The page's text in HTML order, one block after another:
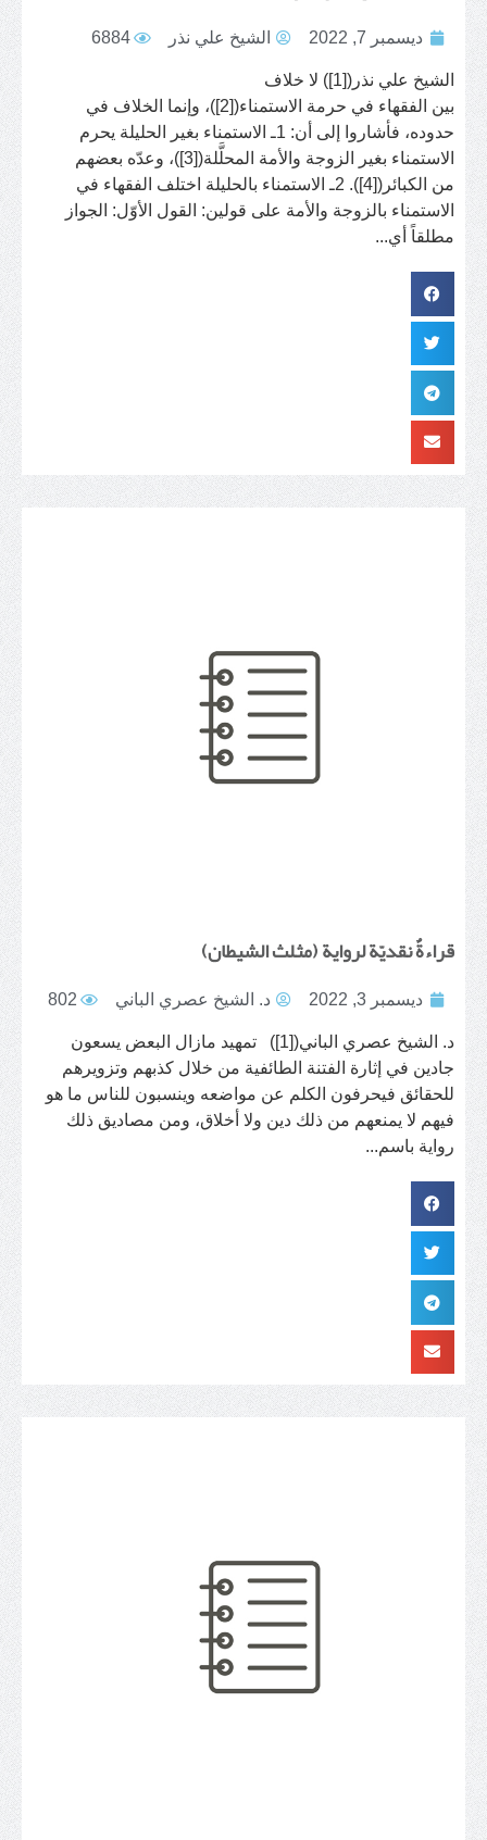
ديسمبر 7, 2022 الشيخ علي نذر 6884
الشيخ علي نذر([1]) لا خلاف
بين الفقهاء في حرمة الاستمناء([2])، وإنما الخلاف في
حدوده، فأشاروا إلى أن: 1ـ الاستمناء بغير الحليلة يحرم
الاستمناء بغير الزوجة والأمة المحلَّلة([3])، وعدّه بعضهم
من الكبائر([4]). 2ـ الاستمناء بالحليلة اختلف الفقهاء في
الاستمناء بالزوجة والأمة على قولين: القول الأوّل: الجواز
مطلقاً أي...
قراءةٌ نقديّة لرواية (مثلث الشيطان)
ديسمبر 3, 2022 د. الشيخ عصري الباني 802
د. الشيخ عصري الباني([1]) تمهيد مازال البعض يسعون
جادين في إثارة الفتنة الطائفية من خلال كذبهم وتزويرهم
للحقائق فيحرفون الكلم عن مواضعه وينسبون للناس ما هو
فيهم لا يمنعهم من ذلك دين ولا أخلاق، ومن مصاديق ذلك
رواية باسم...